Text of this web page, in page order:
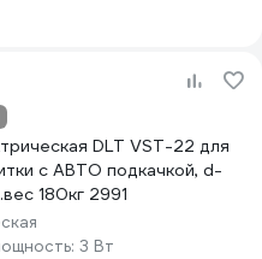
DLT VST-22 для
с АВТО подкачкой, d-
180кг 2991
3 Вт